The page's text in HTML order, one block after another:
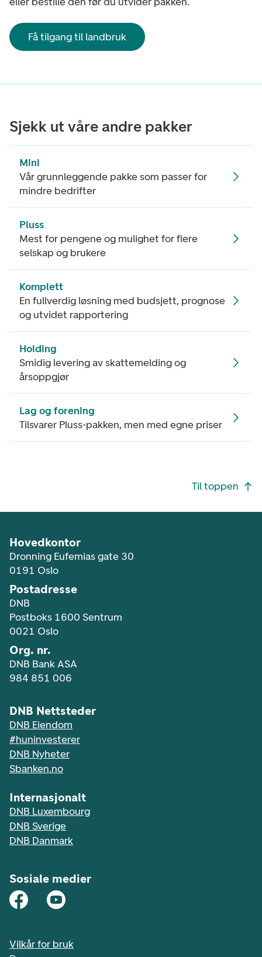
Få tilgang til landbruk
Sjekk ut våre andre pakker
Mini
Vår grunnleggende pakke som passer for
mindre bedrifter
Pluss
Mest for pengene og mulighet for flere
selskap og brukere
Komplett
En fullverdig løsning med budsjett, prognose
og utvidet rapportering
Holding
Smidig levering av skattemelding og
årsoppgjør
Lag og forening
Tilsvarer Pluss-pakken, men med egne priser
Til toppen
Hovedkontor
Dronning Eufemias gate 30
0191 Oslo
Postadresse
DNB
Postboks 1600 Sentrum
0021 Oslo
Org. nr.
DNB Bank ASA
984 851 006
DNB Nettsteder
DNB Eiendom
#huninvesterer
DNB Nyheter
Sbanken.no
Internasjonalt
DNB Luxembourg
DNB Sverige
DNB Danmark
Sosiale medier
Vilkår for bruk